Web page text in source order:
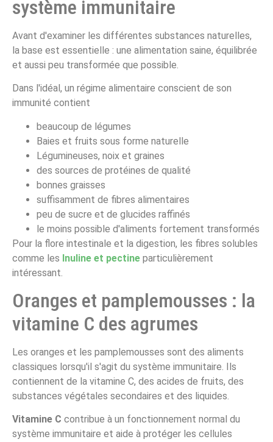
système immunitaire
Avant d'examiner les différentes substances naturelles,
la base est essentielle : une alimentation saine, équilibrée
et aussi peu transformée que possible.
Dans l'idéal, un régime alimentaire conscient de son
immunité contient
beaucoup de légumes
Baies et fruits sous forme naturelle
Légumineuses, noix et graines
des sources de protéines de qualité
bonnes graisses
suffisamment de fibres alimentaires
peu de sucre et de glucides raffinés
le moins possible d'aliments fortement transformés
Pour la flore intestinale et la digestion, les fibres solubles
comme les Inuline et pectine particulièrement
intéressant.
Oranges et pamplemousses : la
vitamine C des agrumes
Les oranges et les pamplemousses sont des aliments
classiques lorsqu'il s'agit du système immunitaire. Ils
contiennent de la vitamine C, des acides de fruits, des
substances végétales secondaires et des liquides.
Vitamine C contribue à un fonctionnement normal du
système immunitaire et aide à protéger les cellules